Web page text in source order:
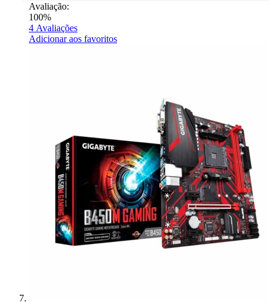
Avaliação:
100%
4 Avaliações
Adicionar aos favoritos